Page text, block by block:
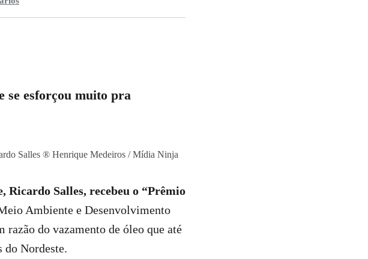
se esforçou muito pra
Salles ® Henrique Medeiros / Mídia Ninja
Salles, recebeu o “Prêmio
Ambiente e Desenvolvimento
razão do vazamento de óleo que até
do Nordeste.